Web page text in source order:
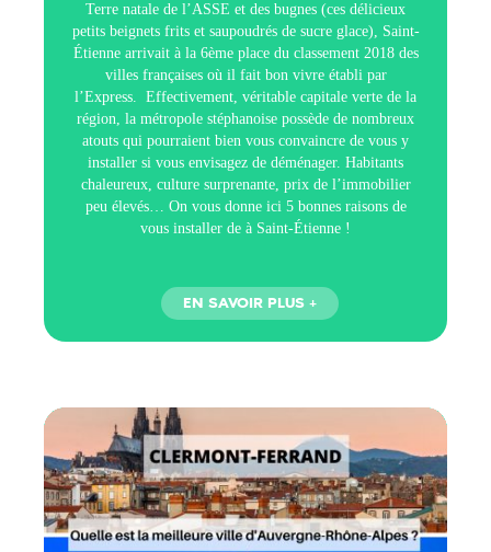
Terre natale de l’ASSE et des bugnes (ces délicieux
petits beignets frits et saupoudrés de sucre glace), Saint-
Étienne arrivait à la 6ème place du classement 2018 des
villes françaises où il fait bon vivre établi par
l’Express. Effectivement, véritable capitale verte de la
région, la métropole stéphanoise possède de nombreux
atouts qui pourraient bien vous convaincre de vous y
installer si vous envisagez de déménager. Habitants
chaleureux, culture surprenante, prix de l’immobilier
peu élevés… On vous donne ici 5 bonnes raisons de
vous installer de à Saint-Étienne !